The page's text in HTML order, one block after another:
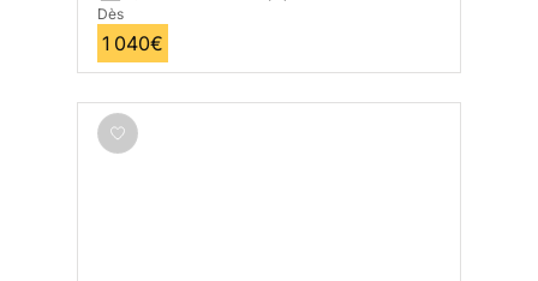
Dès
1 040€